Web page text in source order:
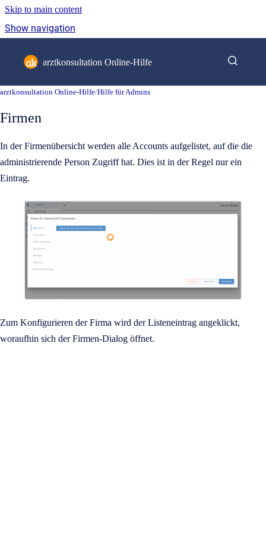
Skip to main content
Show navigation
arztkonsultation Online-Hilfe
arztkonsultation Online-Hilfe/Hilfe für Admins
Firmen
In der Firmenübersicht werden alle Accounts aufgelistet, auf die die
administrierende Person Zugriff hat. Dies ist in der Regel nur ein
Eintrag.
Zum Konfigurieren der Firma wird der Listeneintrag angeklickt,
woraufhin sich der Firmen-Dialog öffnet.